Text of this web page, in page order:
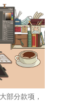
部分款项，